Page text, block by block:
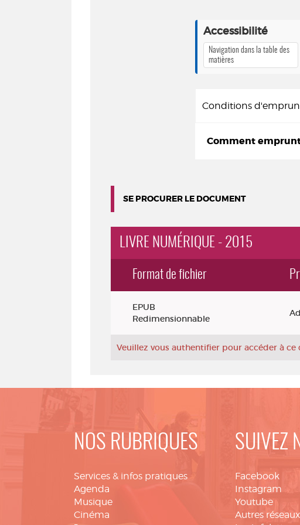
Accessibilité
Navigation dans la table des
matières
Conditions
Comment
SE PROCURER LE DOCUMENT
LIVRE NUMÉRIQUE - 2015
Format de fichier
EPUB
Redimensionnable
Veuillez vous authentifier pour accéder à ce
NOS RUBRIQUES
Services & infos pratiques
Agenda
Musique
Cinéma
SUIVEZ
Facebook
Instagram
Youtube
Autres